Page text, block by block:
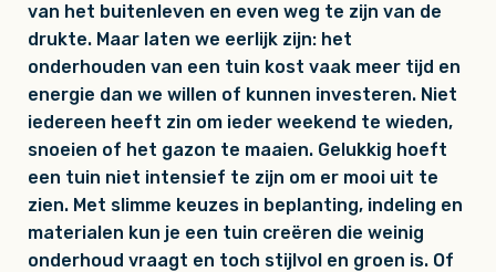
van het buitenleven en even weg te zijn van de
drukte. Maar laten we eerlijk zijn: het
onderhouden van een tuin kost vaak meer tijd en
energie dan we willen of kunnen investeren. Niet
iedereen heeft zin om ieder weekend te wieden,
snoeien of het gazon te maaien. Gelukkig hoeft
een tuin niet intensief te zijn om er mooi uit te
zien. Met slimme keuzes in beplanting, indeling en
materialen kun je een tuin creëren die weinig
onderhoud vraagt en toch stijlvol en groen is. Of